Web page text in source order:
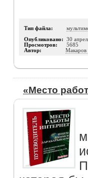
Тип файла:
Опубликовано: 30
Просмотров: 5685
Автор: Макаров
«Место